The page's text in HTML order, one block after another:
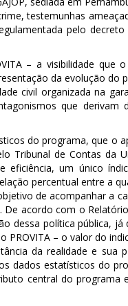
testemunhas
pelo
– a visibilidade que
da evolução do
civil organizada na
que derivam
do programa, que o
Tribunal de Contas da
um único
percentual entre a
de acompanhar a
acordo com o
dessa política pública,
– o valor do
da realidade e sua
dados estatísticos do
central do